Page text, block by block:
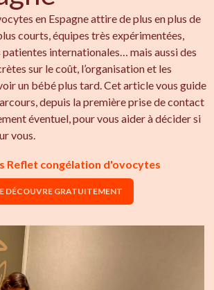
en Espagne attire de plus en plus de
courts, équipes très expérimentées,
patientes internationales… mais aussi des
sur le coût, l’organisation et les
un bébé plus tard. Cet article vous guide
depuis la première prise de contact
éventuel, pour vous aider à décider si
vous.
Reflet congélation d'ovocytes
DÉCOUVRE GRATUITEMENT